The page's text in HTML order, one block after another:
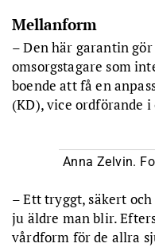
Mellanform
– Den här garantin
omsorgstagare som
boende att få en
(KD), vice ordförande
Anna Zelvin.
– Ett tryggt, säkert
ju äldre man blir.
vårdform för de allra